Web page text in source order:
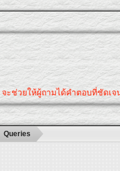
ให้ผู้ถามได้คำตอบที่ชัดเจนแล
Queries